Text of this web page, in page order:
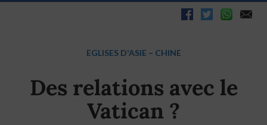
EGLISES D'ASIE – CHINE
Des relations avec le
Vatican ?